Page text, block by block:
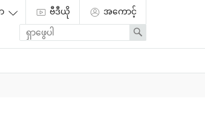
ဗီဒီယို
အကောင့်
Enter
search
term
Search